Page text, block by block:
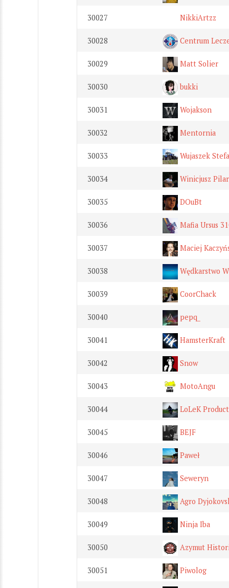
30027 NikkiArtzz
30028 Centrum
30029 Matt Solier
30030 bukki
30031 Wojakson
30032 Mentornia
30033 Wujaszek
30034 Winicjusz
30035 DOuBt
30036 Mafia Ursus
30037 Maciej
30038 Wędkarstwo
30039 CoorChack
30040 pepq_
30041 HamsterKraft
30042 Snow
30043 MotoAngu
30044 LoLeK
30045 BEJF
30046 Paweł
30047 Seweryn
30048 Agro
30049 Ninja Iba
30050 Azymut
30051 Piwolog